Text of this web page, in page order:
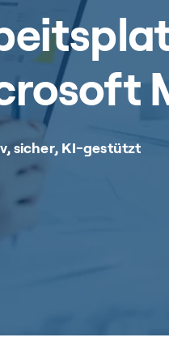
sicher, KI-gestützt